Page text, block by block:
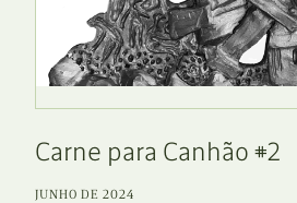
Carne para Canhão #2
JUNHO DE 2024